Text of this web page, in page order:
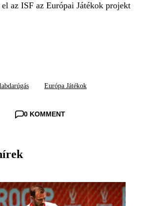
az ISF az Európai Játékok projekt
Európa Játékok
0 KOMMENT